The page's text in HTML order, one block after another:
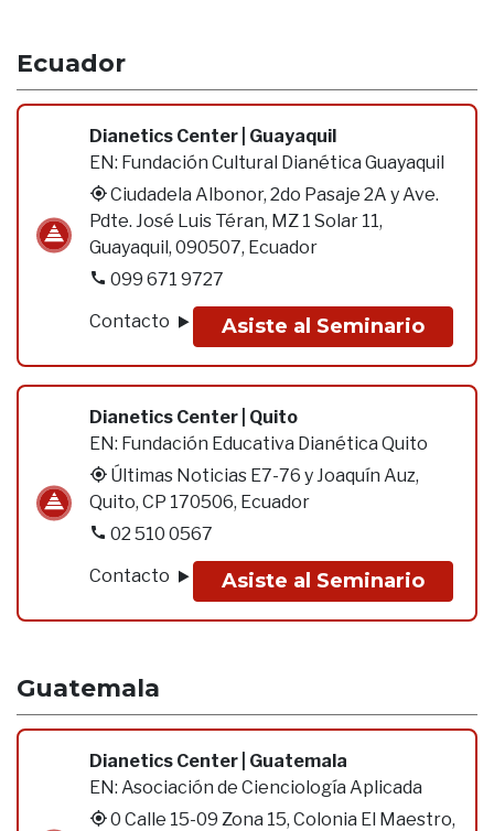
Ecuador
Dianetics Center | Guayaquil
EN: Fundación Cultural Dianética Guayaquil
Ciudadela Albonor, 2do Pasaje 2A y Ave.
Pdte. José Luis Téran, MZ 1 Solar 11,
Guayaquil, 090507, Ecuador
099 671 9727
Contacto
Asiste al Seminario
Dianetics Center | Quito
EN: Fundación Educativa Dianética Quito
Últimas Noticias E7-76 y Joaquín Auz,
Quito, CP 170506, Ecuador
02 510 0567
Contacto
Asiste al Seminario
Guatemala
Dianetics Center | Guatemala
EN: Asociación de Cienciología Aplicada
0 Calle 15-09 Zona 15, Colonia El Maestro,